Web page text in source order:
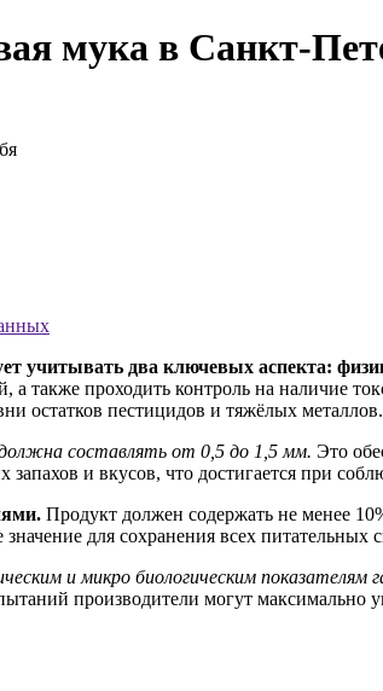
мука в Санкт-
учитывать два ключевых аспекта:
а также проходить контроль на наличие
остатков пестицидов и тяжёлых металлов.
составлять от 0,5 до 1,5 мм. Это
и вкусов, что достигается при
Продукт должен содержать не менее
для сохранения всех питательных
и микро биологическим показателям
производители могут максимально